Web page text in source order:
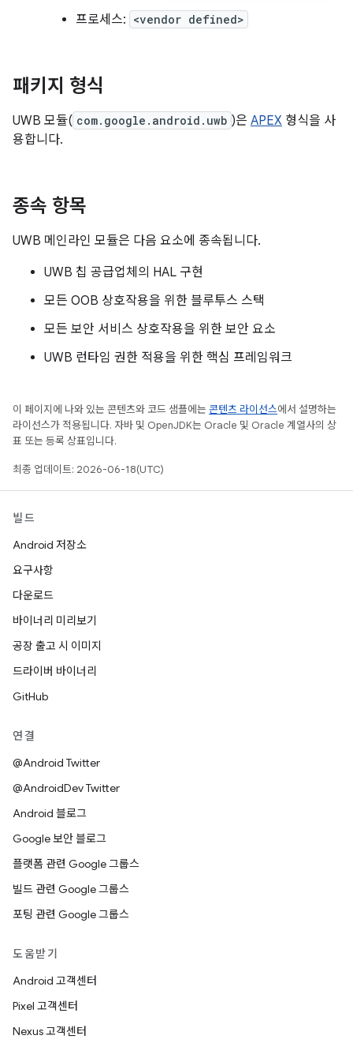
프로세스: <vendor defined>
패키지 형식
UWB 모듈( com.google.android.uwb )은 APEX 형식을 사
용합니다.
종속 항목
UWB 메인라인 모듈은 다음 요소에 종속됩니다.
UWB 칩 공급업체의 HAL 구현
모든 OOB 상호작용을 위한 블루투스 스택
모든 보안 서비스 상호작용을 위한 보안 요소
UWB 런타임 권한 적용을 위한 핵심 프레임워크
이 페이지에 나와 있는 콘텐츠와 코드 샘플에는 콘텐츠 라이선스에서 설명하는
라이선스가 적용됩니다. 자바 및 OpenJDK는 Oracle 및 Oracle 계열사의 상
표 또는 등록 상표입니다.
최종 업데이트: 2026-06-18(UTC)
빌드
Android 저장소
요구사항
다운로드
바이너리 미리보기
공장 출고 시 이미지
드라이버 바이너리
GitHub
연결
@Android Twitter
@AndroidDev Twitter
Android 블로그
Google 보안 블로그
플랫폼 관련 Google 그룹스
빌드 관련 Google 그룹스
포팅 관련 Google 그룹스
도움받기
Android 고객센터
Pixel 고객센터
Nexus 고객센터